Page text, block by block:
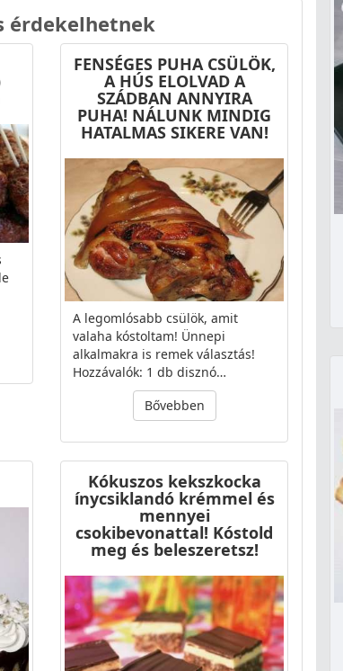
érdekelhetnek
FENSÉGES PUHA CSÜLÖK,
A HÚS ELOLVAD A
SZÁDBAN ANNYIRA
PUHA! NÁLUNK MINDIG
HATALMAS SIKERE VAN!
A legomlósabb csülök, amit
valaha kóstoltam! Ünnepi
alkalmakra is remek választás!
Hozzávalók: 1 db disznó…
Bővebben
Kókuszos kekszkocka
ínycsiklandó krémmel és
mennyei
csokibevonattal! Kóstold
meg és beleszeretsz!